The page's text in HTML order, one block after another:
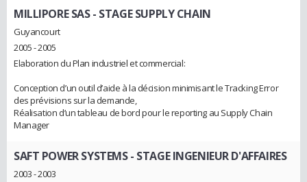
MILLIPORE SAS- STAGE SUPPLY CHAIN
Guyancourt
2005 - 2005
Elaboration du Plan industriel et commercial:
Conception d’un outil d’aide à la décision minimisant le Tracking Error
des prévisions sur la demande,
Réalisation d’un tableau de bord pour le reporting au Supply Chain
Manager
SAFT POWER SYSTEMS- STAGE INGENIEUR D'AFFAIRES
2003 - 2003